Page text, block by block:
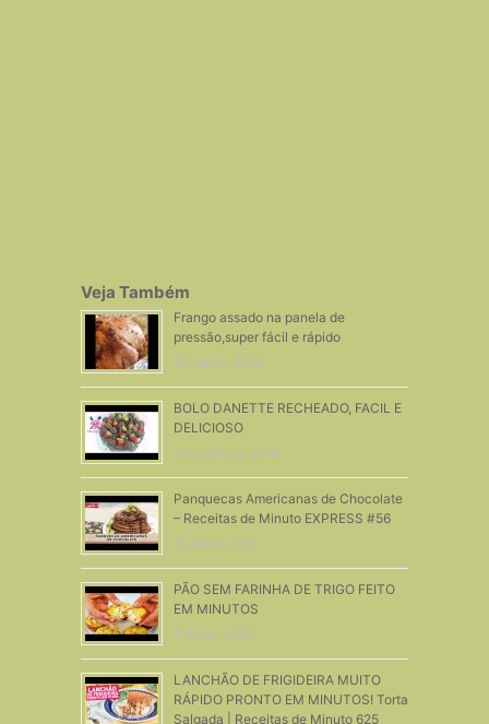
Veja Também
Frango assado na panela de
pressão,super fácil e rápido
30 Junho, 2014
BOLO DANETTE RECHEADO, FACIL E
DELICIOSO
3 Dezembro, 2016
Panquecas Americanas de Chocolate
– Receitas de Minuto EXPRESS #56
18 Julho, 2013
PÃO SEM FARINHA DE TRIGO FEITO
EM MINUTOS
7 Julho, 2022
LANCHÃO DE FRIGIDEIRA MUITO
RÁPIDO PRONTO EM MINUTOS! Torta
Salgada | Receitas de Minuto 625